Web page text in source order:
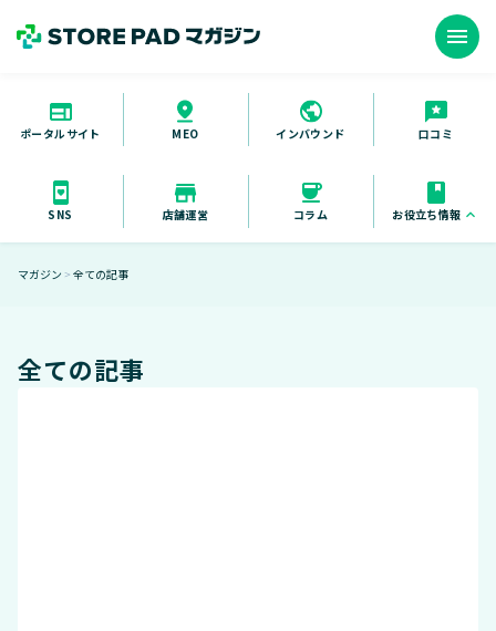
ポータルサイト MEO インバウンド 口コミ
SNS 店舗運営 コラム お役立ち情報 keyboard_arrow_up
menu
マガジン ＞ 全ての記事
全ての記事